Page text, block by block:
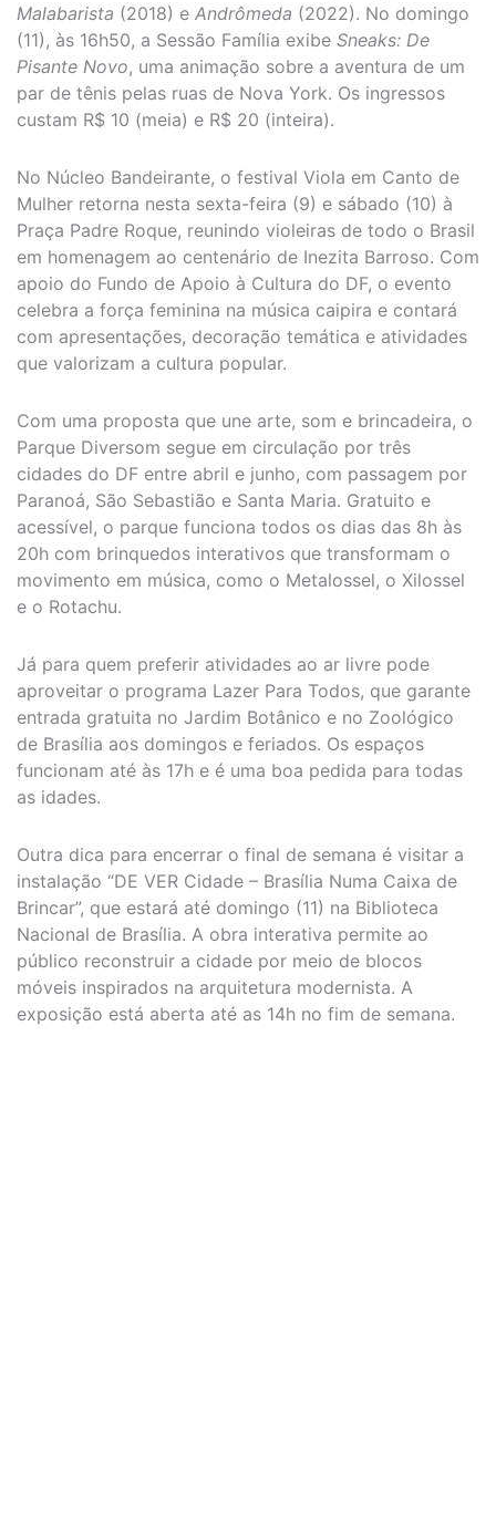
Malabarista (2018) e Andrômeda (2022). No domingo
(11), às 16h50, a Sessão Família exibe Sneaks: De
Pisante Novo, uma animação sobre a aventura de um
par de tênis pelas ruas de Nova York. Os ingressos
custam R$ 10 (meia) e R$ 20 (inteira).
No Núcleo Bandeirante, o festival Viola em Canto de
Mulher retorna nesta sexta-feira (9) e sábado (10) à
Praça Padre Roque, reunindo violeiras de todo o Brasil
em homenagem ao centenário de Inezita Barroso. Com
apoio do Fundo de Apoio à Cultura do DF, o evento
celebra a força feminina na música caipira e contará
com apresentações, decoração temática e atividades
que valorizam a cultura popular.
Com uma proposta que une arte, som e brincadeira, o
Parque Diversom segue em circulação por três
cidades do DF entre abril e junho, com passagem por
Paranoá, São Sebastião e Santa Maria. Gratuito e
acessível, o parque funciona todos os dias das 8h às
20h com brinquedos interativos que transformam o
movimento em música, como o Metalossel, o Xilossel
e o Rotachu.
Já para quem preferir atividades ao ar livre pode
aproveitar o programa Lazer Para Todos, que garante
entrada gratuita no Jardim Botânico e no Zoológico
de Brasília aos domingos e feriados. Os espaços
funcionam até às 17h e é uma boa pedida para todas
as idades.
Outra dica para encerrar o final de semana é visitar a
instalação “DE VER Cidade – Brasília Numa Caixa de
Brincar”, que estará até domingo (11) na Biblioteca
Nacional de Brasília. A obra interativa permite ao
público reconstruir a cidade por meio de blocos
móveis inspirados na arquitetura modernista. A
exposição está aberta até as 14h no fim de semana.